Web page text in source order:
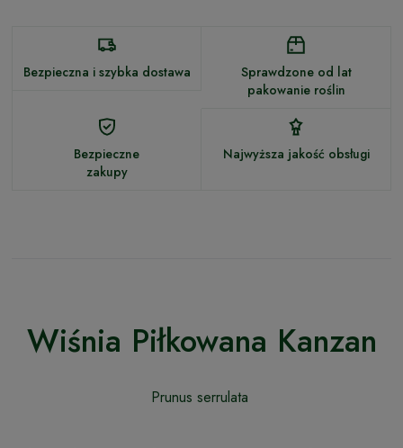
Bezpieczna i szybka dostawa
Sprawdzone od lat
pakowanie roślin
Bezpieczne
zakupy
Najwyższa jakość obsługi
Wiśnia Piłkowana Kanzan
Prunus serrulata